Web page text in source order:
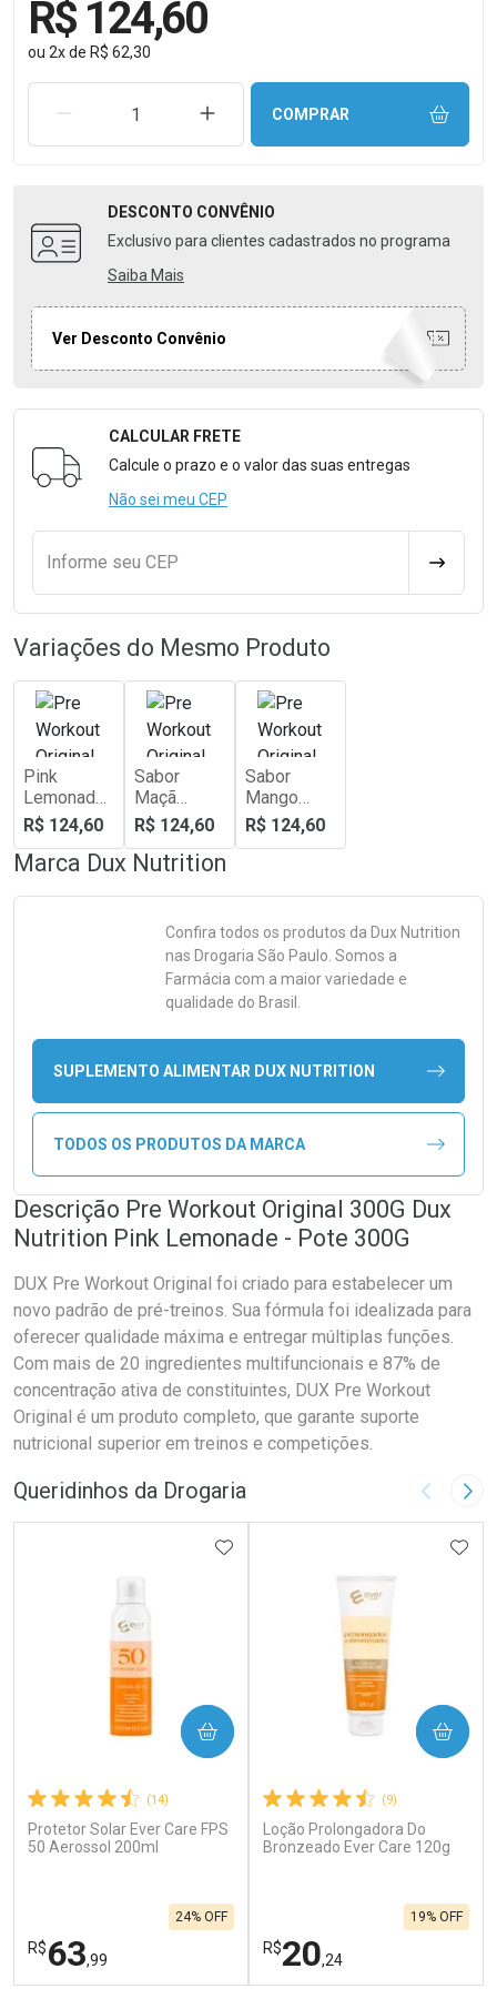
R$ 124,60
ou 2xde R$ 62,30
REMOVER UMA UNIDADEAUMENTAR UMA UNIDADE
COMPRAR
DESCONTO CONVÊNIO
Exclusivo para clientes cadastrados no programa
Saiba Mais
Ver Desconto Convênio
Formulário para Calcular o Frete
CALCULAR FRETE
Calcule o prazo e o valor das suas entregas
Não sei meu CEP
Informe seu CEP
Variações do Mesmo Produto
Pink
Lemonade
- Pote
300G
R$ 124,60
Sabor
Maçã
Verde -
300G
R$ 124,60
Sabor
Mango
Twist 300G
R$ 124,60
Marca Dux Nutrition
Confira todos os produtos da Dux Nutrition
nas Drogaria São Paulo. Somos a
Farmácia com a maior variedade e
qualidade do Brasil.
SUPLEMENTO ALIMENTAR DUX NUTRITION
TODOS OS PRODUTOS DA MARCA
Descrição Pre Workout Original 300G Dux
Nutrition Pink Lemonade - Pote 300G
DUX Pre Workout Original foi criado para estabelecer um
novo padrão de pré-treinos. Sua fórmula foi idealizada para
oferecer qualidade máxima e entregar múltiplas funções.
Com mais de 20 ingredientes multifuncionais e 87% de
concentração ativa de constituintes, DUX Pre Workout
Original é um produto completo, que garante suporte
nutricional superior em treinos e competições.
Queridinhos da Drogaria Imagem
(14)
Protetor Solar Ever Care FPS
50 Aerossol 200ml
R$63,99
24% OFF
ADICIONAR AOS FAVORITOS
COMPRAR
(9)
Loção Prolongadora Do
Bronzeado Ever Care 120g
R$20,24
19% OFF
COMPRAR